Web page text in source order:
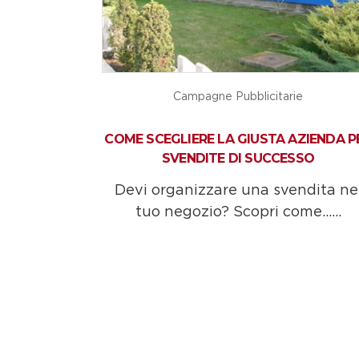
Campagne Pubblicitarie
COME SCEGLIERE LA GIUSTA AZIENDA
SVENDITE DI SUCCESSO
Devi organizzare una svendita
tuo negozio? Scopri come......